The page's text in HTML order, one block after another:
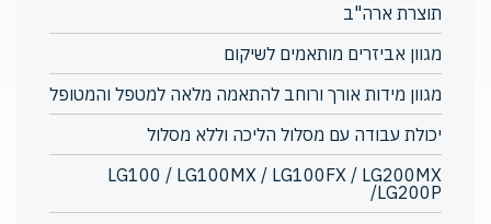
תוצרת ארה"ב
מגוון אביזרים מותאמים לשיקום
מגוון מידות אורך ורוחב להתאמה מלאה למטפל והמטופל
יכולת עבודה עם מסלול הליכה וללא מסלול
LG100 / LG100MX / LG100FX / LG200MX
/LG200P